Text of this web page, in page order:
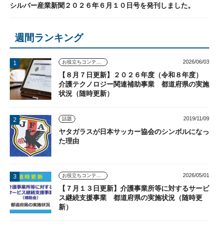
シルバー産業新聞２０２６年６月１０日号を発刊しました。
週間ランキング
お役立ちコンテンツ 2026/06/03
【８月７日更新】２０２６年度（令和８年度）
介護テクノロジー関連補助事業 都道府県の実施
状況（随時更新）
話題 2019/11/09
ヤタガラスが日本サッカー協会のシンボルになっ
た理由
お役立ちコンテンツ 2026/05/01
【７月１３日更新】介護事業所等に対するサービ
ス継続支援事業 都道府県の実施状況（随時更
新）